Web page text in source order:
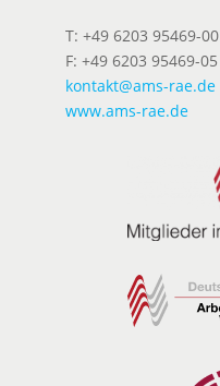
T: +49 6203 95469-00
F: +49 6203 95469-05
kontakt@ams-rae.de
www.ams-rae.de